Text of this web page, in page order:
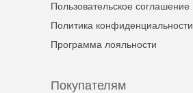
Пользовательское соглашение
Политика конфиденциальности
Программа лояльности
Покупателям